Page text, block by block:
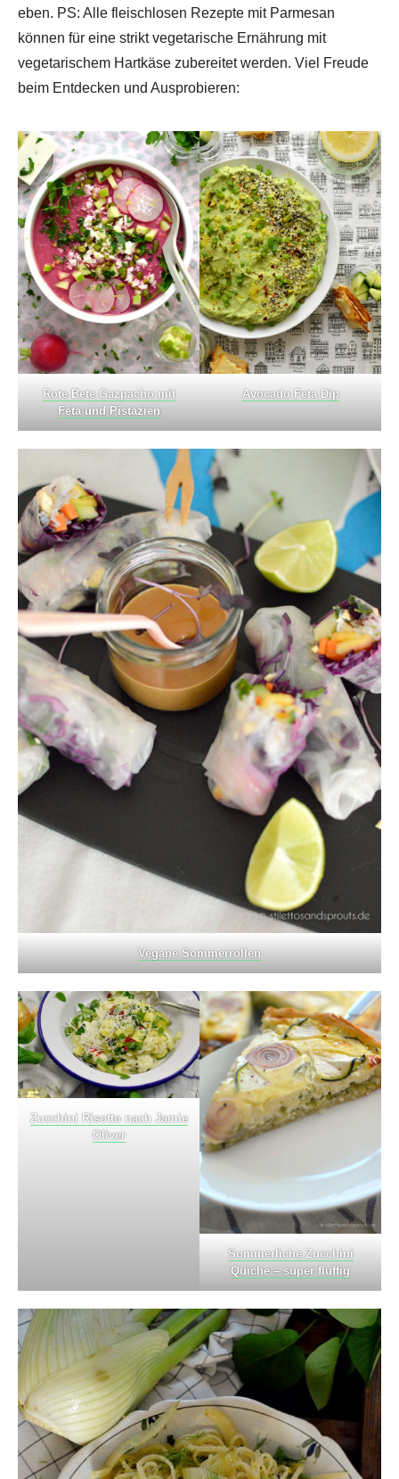
eben. PS: Alle fleischlosen Rezepte mit Parmesan
können für eine strikt vegetarische Ernährung mit
vegetarischem Hartkäse zubereitet werden. Viel Freude
beim Entdecken und Ausprobieren:
Rote Bete Gazpacho mit
Feta und Pistazien
Avocado Feta Dip
Vegane Sommerrollen
Zucchini Risotto nach Jamie
Oliver
Sommerliche Zucchini
Quiche – super fluffig